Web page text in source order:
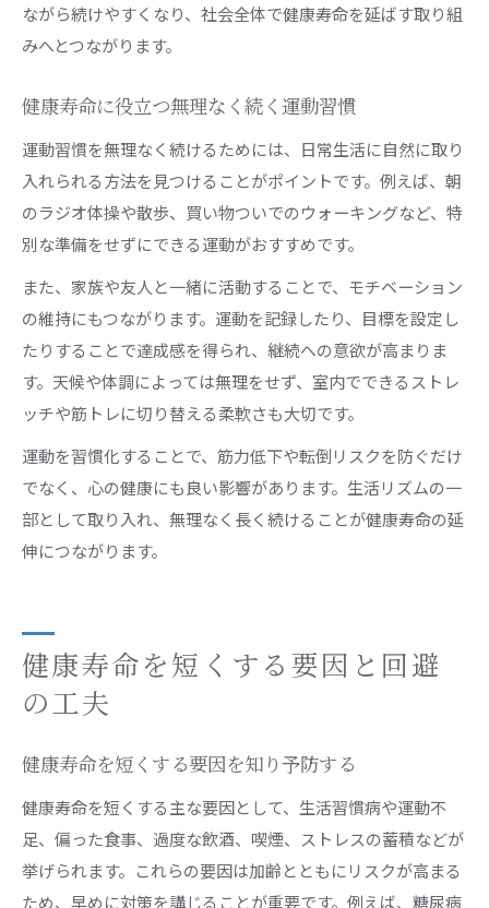
ながら続けやすくなり、社会全体で健康寿命を延ばす取り組
みへとつながります。
健康寿命に役立つ無理なく続く運動習慣
運動習慣を無理なく続けるためには、日常生活に自然に取り
入れられる方法を見つけることがポイントです。例えば、朝
のラジオ体操や散歩、買い物ついでのウォーキングなど、特
別な準備をせずにできる運動がおすすめです。
また、家族や友人と一緒に活動することで、モチベーション
の維持にもつながります。運動を記録したり、目標を設定し
たりすることで達成感を得られ、継続への意欲が高まりま
す。天候や体調によっては無理をせず、室内でできるストレ
ッチや筋トレに切り替える柔軟さも大切です。
運動を習慣化することで、筋力低下や転倒リスクを防ぐだけ
でなく、心の健康にも良い影響があります。生活リズムの一
部として取り入れ、無理なく長く続けることが健康寿命の延
伸につながります。
健康寿命を短くする要因と回避
の工夫
健康寿命を短くする要因を知り予防する
健康寿命を短くする主な要因として、生活習慣病や運動不
足、偏った食事、過度な飲酒、喫煙、ストレスの蓄積などが
挙げられます。これらの要因は加齢とともにリスクが高まる
ため、早めに対策を講じることが重要です。例えば、糖尿病